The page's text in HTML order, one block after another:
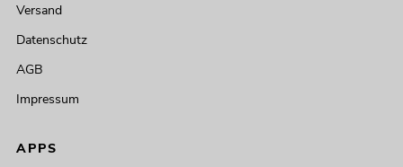
Versand
Datenschutz
AGB
Impressum
APPS